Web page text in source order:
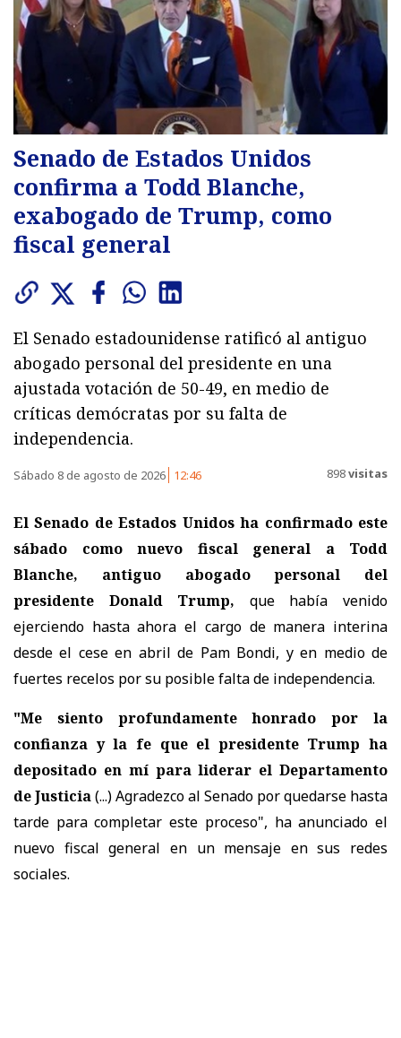
Senado de Estados Unidos
confirma a Todd Blanche,
exabogado de Trump, como
fiscal general
El Senado estadounidense ratificó al antiguo
abogado personal del presidente en una
ajustada votación de 50-49, en medio de
críticas demócratas por su falta de
independencia.
Sábado 8 de agosto de 2026 12:46 898visitas
El Senado de Estados Unidos ha confirmado este
sábado como nuevo fiscal general a Todd
Blanche, antiguo abogado personal del
presidente Donald Trump, que había venido
ejerciendo hasta ahora el cargo de manera interina
desde el cese en abril de Pam Bondi, y en medio de
fuertes recelos por su posible falta de independencia.
"Me siento profundamente honrado por la
confianza y la fe que el presidente Trump ha
depositado en mí para liderar el Departamento
de Justicia(...) Agradezco al Senado por quedarse hasta
tarde para completar este proceso", ha anunciado el
nuevo fiscal general en un mensaje en sus redes
sociales.